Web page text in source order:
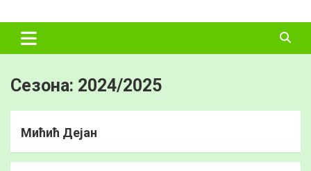
to
content
ФУДБАЛСКИ
САВЕЗ
ВЛАДИМИРЦИ
Сезона: 2024/2025
Мићић Дејан